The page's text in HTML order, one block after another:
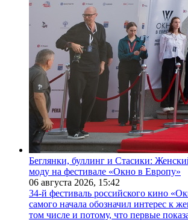
Беглянки, буллинг и Стасики:
моду на фестивале «Окно в Европу»
06 августа 2026, 15:42
34-й фестиваль российского кино
самого начала обозначил интерес к
том числе и потому, что первые